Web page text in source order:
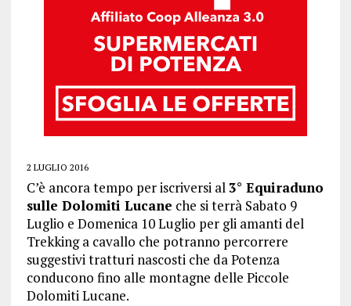
2 LUGLIO 2016
C’è ancora tempo per iscriversi al3° Equiraduno
sulle Dolomiti Lucane che si terrà Sabato 9
Luglio e Domenica 10 Luglio per gli amanti del
Trekking a cavallo che potranno percorrere
suggestivi tratturi nascosti che da Potenza
conducono fino alle montagne delle Piccole
Dolomiti Lucane.